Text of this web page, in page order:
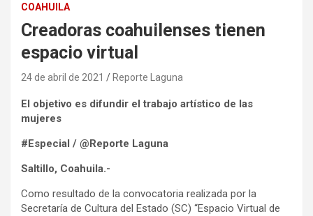
COAHUILA
Creadoras coahuilenses tienen
espacio virtual
24 de abril de 2021 Reporte Laguna
El objetivo es difundir el trabajo artístico de las
mujeres
#Especial / @Reporte Laguna
Saltillo, Coahuila.-
Como resultado de la convocatoria realizada por la
Secretaría de Cultura del Estado (SC) “Espacio Virtual de